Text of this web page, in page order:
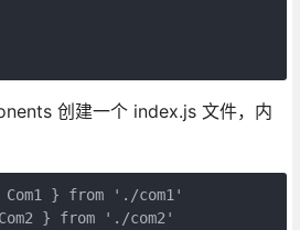
创建一个 index.js 文件，内
} from './com1'
} from './com2'